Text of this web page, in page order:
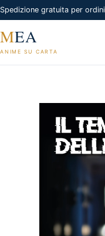
Spedizione gratuita per
MEA
ANIME SU CARTA